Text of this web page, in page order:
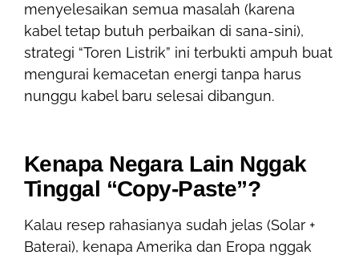
menyelesaikan semua masalah (karena
kabel tetap butuh perbaikan di sana-sini),
strategi “Toren Listrik” ini terbukti ampuh buat
mengurai kemacetan energi tanpa harus
nunggu kabel baru selesai dibangun.
Kenapa Negara Lain Nggak
Tinggal “Copy-Paste”?
Kalau resep rahasianya sudah jelas (Solar +
Baterai), kenapa Amerika dan Eropa nggak